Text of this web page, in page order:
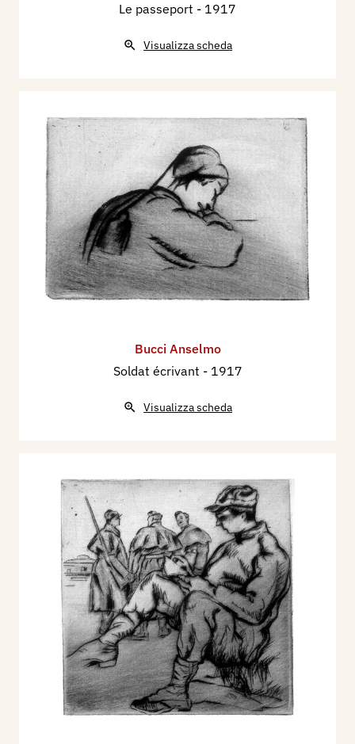
Le passeport - 1917
Visualizza scheda
Bucci Anselmo
Soldat écrivant - 1917
Visualizza scheda